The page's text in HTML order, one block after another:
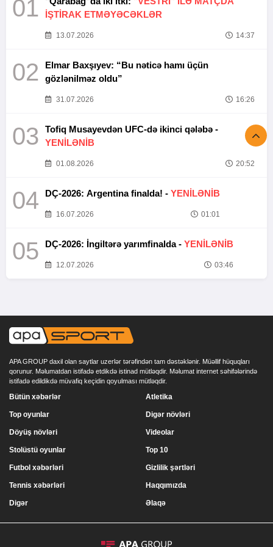
01
İŞTİRAK ETMƏYƏCƏKLƏR
13.07.2026 14:37
02
Elmar Baxşıyev: “Bu nəticə hamı üçün
gözlənilməz oldu”
31.07.2026 16:26
03
Tofiq Musayevdən UFC-də ikinci qələbə -
YENİLƏNİB
01.08.2026 20:52
04 DÇ-2026: Argentina finalda! - YENİLƏNİB
16.07.2026 01:01
05 DÇ-2026: İngiltərə yarımfinalda - YENİLƏNİB
12.07.2026 03:46
APA GROUP daxil olan saytlar uzerlər tərəfindən tam dəstəklənir. Müəllif hüquqları
qorunur. Məlumatdan istifadə etdikdə istinad mütləqdir. Məlumat internet səhifələrində
istifadə edildikdə müvafiq keçidin qoyulması mütləqdir.
Bütün xəbərlər
Top oyunlar
Döyüş növləri
Stolüstü oyunlar
Atletika
Digər növləri
Videolar
Top 10
Futbol xəbərləri
Tennis xəbərləri
Digər
Gizlilik şərtləri
Haqqımızda
Əlaqə